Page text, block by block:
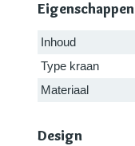
Eigenschappen
Inhoud
Type kraan
Materiaal
Design